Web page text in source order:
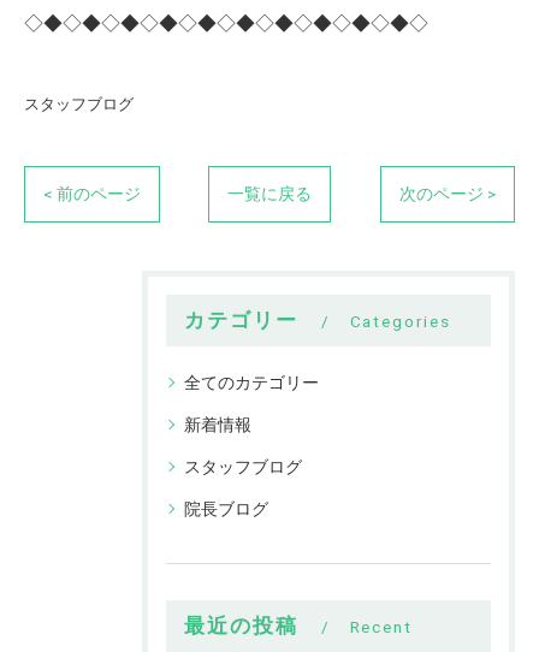
◇◆◇◆◇◆◇◆◇◆◇◆◇◆◇◆◇◆◇◆◇
スタッフブログ
< 前のページ 一覧に戻る 次のページ >
カテゴリー Categories
全てのカテゴリー
新着情報
スタッフブログ
院長ブログ
最近の投稿
Recent